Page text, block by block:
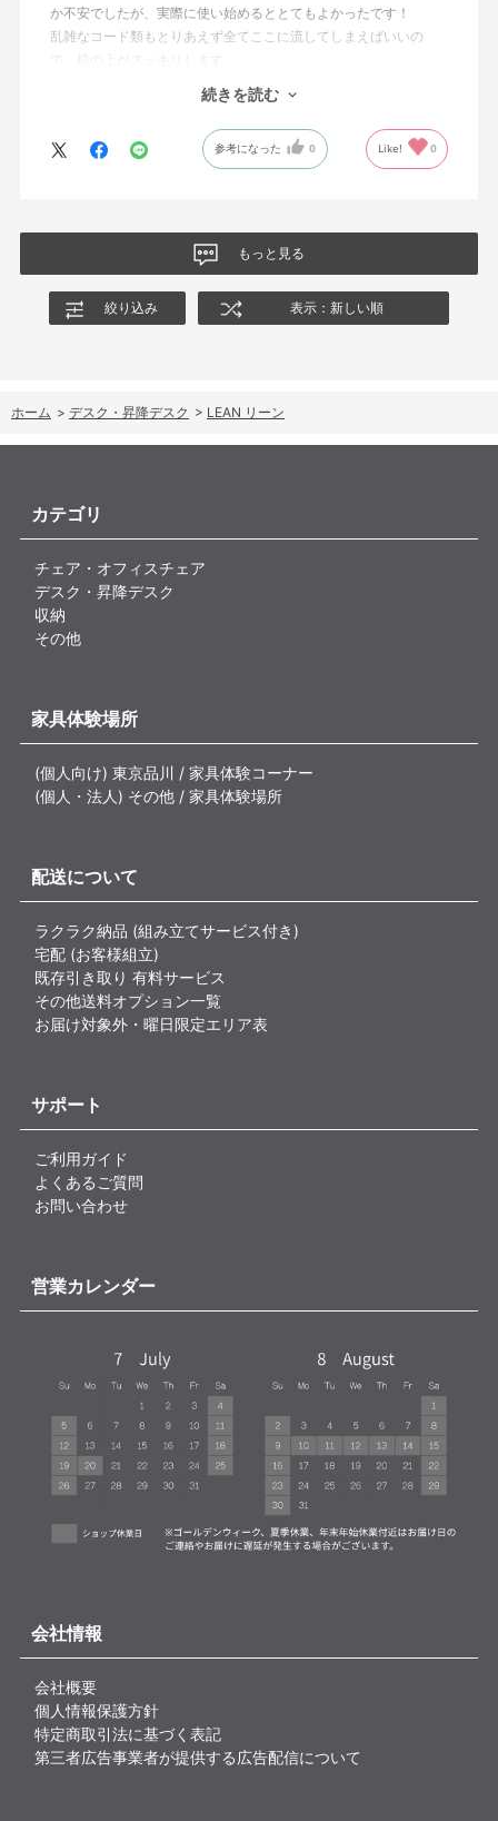
か不安でしたが、実際に使い始めるととてもよかったです！
乱雑なコード類もとりあえず全てここに流してしまえばいいの
で、机の上がスッキリします。
机の色も柔らかい桃色みのある色で、かわいらしいです。机自体
の作りもしっかりしておりこのお値段で組み立て作業もしていた
だけて、とても良い買い物ができました！
続きを読む
参考になった 0 Like! 0
もっと見る
絞り込み 表示：新しい順
ホーム > デスク・昇降デスク > LEAN リーン
カテゴリ
チェア・オフィスチェア
デスク・昇降デスク
収納
その他
家具体験場所
(個人向け) 東京品川 / 家具体験コーナー
(個人・法人) その他 / 家具体験場所
配送について
ラクラク納品 (組み立てサービス付き)
宅配 (お客様組立)
既存引き取り 有料サービス
その他送料オプション一覧
お届け対象外・曜日限定エリア表
サポート
ご利用ガイド
よくあるご質問
お問い合わせ
営業カレンダー
会社情報
会社概要
個人情報保護方針
特定商取引法に基づく表記
第三者広告事業者が提供する広告配信について